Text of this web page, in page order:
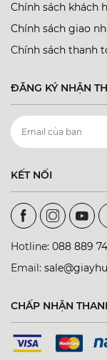
Chính sách khách
Chính sách giao
Chính sách thanh
ĐĂNG KÝ NHẬN
KẾT NỐI
Hotline: 088 889
Email:
CHẤP NHẬN